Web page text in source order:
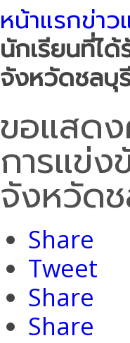
หน้าแรกข่าว
นักเรียนที่ไ
จังหวัดชลบุ
ขอแสด
การแข่
จังหวัด
Share
Tweet
Share
Share